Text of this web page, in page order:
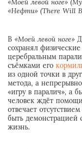
«Нефти» (There Will
В «Моей левой ноге»
сохранял
церебральным
съёмками его
из одной точки в
метода, а
«игру в паралич», а
человек ждёт
отвечает
быть демонстрацией
жизнь.